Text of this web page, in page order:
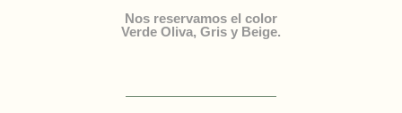
Nos reservamos el color
Verde Oliva, Gris y Beige.